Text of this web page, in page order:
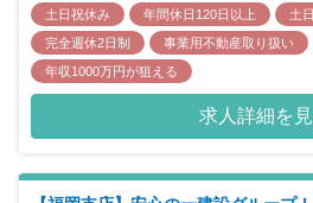
土日祝休み 年間休日120日以上 土
完全週休2日制
事業用不動産取り扱い
年収1000万円が狙える
求人詳細を